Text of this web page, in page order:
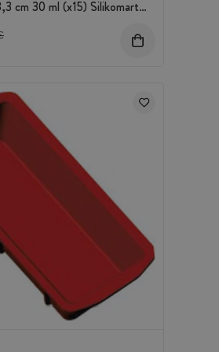
cm 30 ml (x15) Silikomart
del descuento